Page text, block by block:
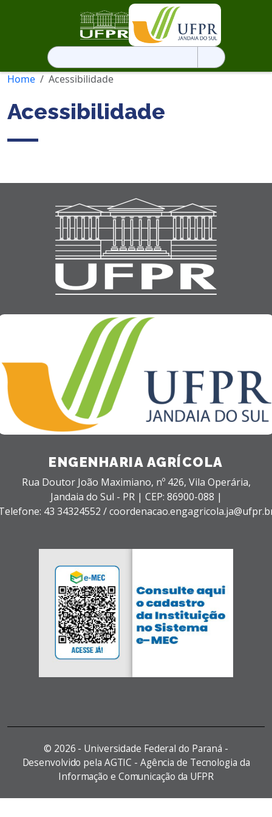
Pesquisar
por:
Home
Acessibilidade
Acessibilidade
ENGENHARIA AGRÍCOLA
Rua Doutor João Maximiano, nº 426, Vila Operária,
Jandaia do Sul - PR | CEP: 86900-088 |
43 34324552 /
© 2026 - Universidade Federal do Paraná -
Desenvolvido pela AGTIC - Agência de Tecnologia da
Informação e Comunicação da UFPR